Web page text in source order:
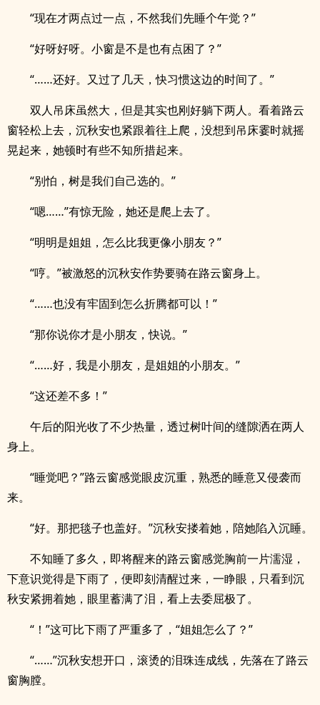
“现在才两点过一点，不然我们先睡个午觉？”
“好呀好呀。小窗是不是也有点困了？”
“……还好。又过了几天，快习惯这边的时间了。”
双人吊床虽然大，但是其实也刚好躺下两人。看着路云
窗轻松上去，沉秋安也紧跟着往上爬，没想到吊床霎时就摇
晃起来，她顿时有些不知所措起来。
“别怕，树是我们自己选的。”
“嗯……”有惊无险，她还是爬上去了。
“明明是姐姐，怎么比我更像小朋友？”
“哼。”被激怒的沉秋安作势要骑在路云窗身上。
“……也没有牢固到怎么折腾都可以！”
“那你说你才是小朋友，快说。”
“……好，我是小朋友，是姐姐的小朋友。”
“这还差不多！”
午后的阳光收了不少热量，透过树叶间的缝隙洒在两人
身上。
“睡觉吧？”路云窗感觉眼皮沉重，熟悉的睡意又侵袭而
来。
“好。那把毯子也盖好。”沉秋安搂着她，陪她陷入沉睡。
不知睡了多久，即将醒来的路云窗感觉胸前一片濡湿，
下意识觉得是下雨了，便即刻清醒过来，一睁眼，只看到沉
秋安紧拥着她，眼里蓄满了泪，看上去委屈极了。
“！”这可比下雨了严重多了，“姐姐怎么了？”
“……”沉秋安想开口，滚烫的泪珠连成线，先落在了路云
窗胸膛。